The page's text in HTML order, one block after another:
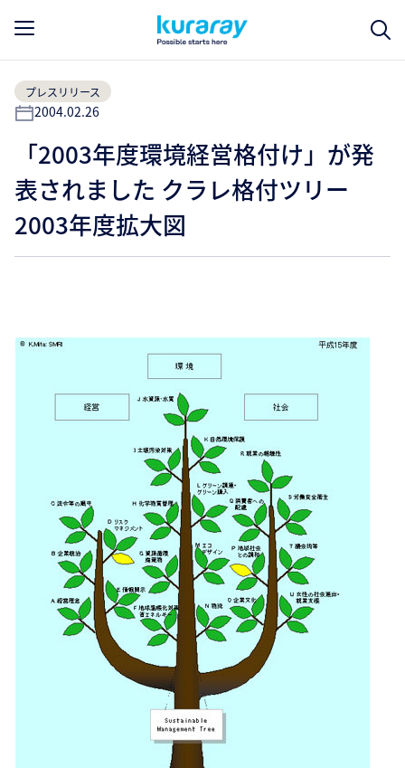
プレスリリース
2004.02.26
「2003年度環境経営格付け」が発
表されました クラレ格付ツリー
2003年度拡大図